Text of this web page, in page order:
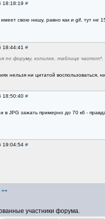
18:18:19 #
свою нишу, равно как и gif, тут не
18:44:41 #
по форуму, копилке, таблице
нельзя ни цитатой воспользоваться,
18:50:40 #
в JPG зажать примерно до 70 кб -
19:04:54 #
»»
участники форума.